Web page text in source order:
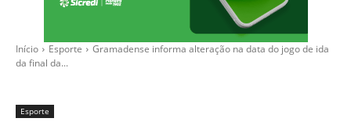
Início Esporte
Gramadense informa alteração na data do jogo de ida
da final da...
Esporte